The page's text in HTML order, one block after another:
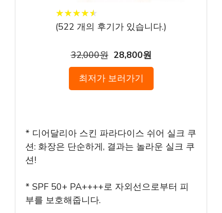
★★★★★
★★★★★
(522 개의 후기가 있습니다.)
32,000원 28,800원
최저가 보러가기
* 디어달리아 스킨 파라다이스 쉬어 실크 쿠
션: 화장은 단순하게, 결과는 놀라운 실크 쿠
션!
* SPF 50+ PA++++로 자외선으로부터 피
부를 보호해줍니다.